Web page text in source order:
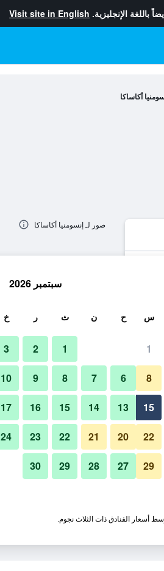
باللغة الإنجليزية. Visit site in English
أكاساكا
صور لـ إنسومنيا أكاساكا
س
1
8
15
22
29
سبتمبر 2026
ح ن ث ر خ
1
2
3
6
7
8
9
10
13
14
15
16
17
20
21
22
23
24
27
28
29
30
أسعار الفنادق ذات الثلاث نجوم.